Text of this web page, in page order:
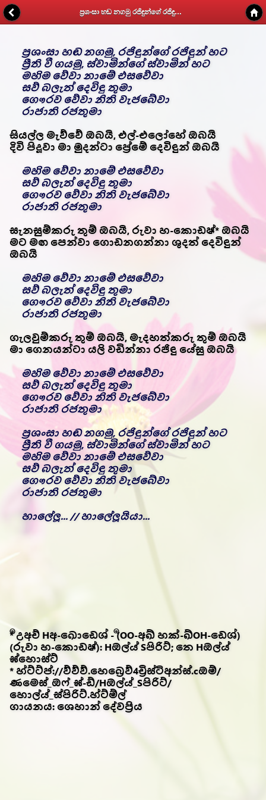
ප්‍රශංසා හඬ නගමු රජිඳුන්ගේ රජිඳුන් හට - Kithunu Gee Potha - Web v1.7
ප්‍රශංසා හඬ නගමු, රජිඳුන්ගේ රජිඳුන් හට
ප්‍රීති වී ගයමු, ස්වාමින්ගේ ස්වාමින් හට
මහිම වේවා නාමේ එසවේවා
සව් බලැත් දෙවිඳු තුමා
ගෞරව වේවා නිති වැජබේවා
රාජාති රජතුමා
සියල්ල මැව්වේ ඔබයි, එල්-එලෝහේ ඔබයි
දිවි පිදූවා මා මුදන්ටා ප්‍රේමේ දෙවිඳුන් ඔබයි
මහිම වේවා නාමේ එසවේවා
සව් බලැත් දෙවිඳු තුමා
ගෞරව වේවා නිති වැජබේවා
රාජාති රජතුමා
සැනසුම්කරු තුම් ඔබයි, රුවා හ-කොඩෂ්* ඔබයි
මට මඟ පෙන්වා ගොඩනගන්නා ශුදත් දෙවිඳුන්
ඔබයි
මහිම වේවා නාමේ එසවේවා
සව් බලැත් දෙවිඳු තුමා
ගෞරව වේවා නිති වැජබේවා
රාජාති රජතුමා
ගැලවුම්කරු තුම් ඔබයි, මැදහත්කරු තුම් ඔබයි
මා ගෙනයන්ටා යලි වඩින්නා රජිඳු යේසු ඔබයි
මහිම වේවා නාමේ එසවේවා
සව් බලැත් දෙවිඳු තුමා
ගෞරව වේවා නිති වැජබේවා
රාජාති රජතුමා
ප්‍රශංසා හඬ නගමු, රජිඳුන්ගේ රජිඳුන් හට
ප්‍රීති වී ගයමු, ස්වාමින්ගේ ස්වාමින් හට
මහිම වේවා නාමේ එසවේවා
සව් බලැත් දෙවිඳු තුමා
ගෞරව වේවා නිති වැජබේවා
රාජාති රජතුමා
හාලේලූ... // හාලේලූයියා...
* ර්‍උඅච් Hඅ-ඛොඩෙශ් - (ර්‍OO-අඛ් හක්-ඛ්OH-ඩෙශ්)
(රුවා හ-කොඩෂ්): Hඔල්ය් Sපිරිට්; තෙ Hඔල්ය්
ඝ්හොස්ට්
* හ්ට්ට්ප්://ව්ව්ව්.හෙබ්‍රෙව්4ච්‍රිස්ටිඅන්ස්.cඔම්/
ණමෙස්_ඔෆ්_ඝ්-ඩ්/Hඔල්ය්_Sපිරිට්/
හොල්ය්_ස්පිරිට්.හ්ට්ම්ල්
ගායනය: ශෙහාන් දේවප්‍රිය